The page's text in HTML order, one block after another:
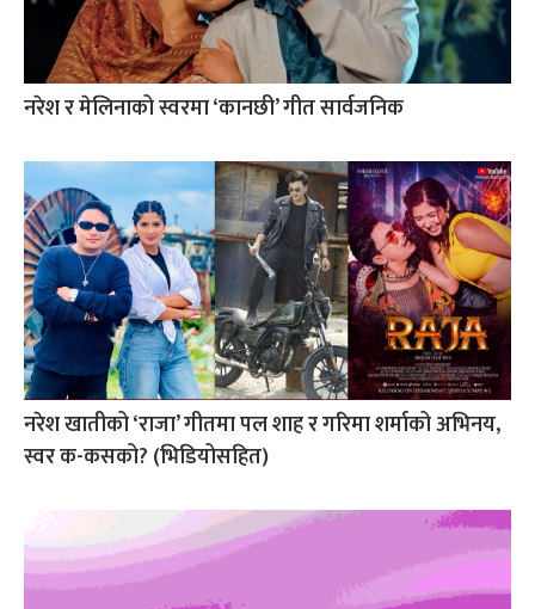
नरेश र मेलिनाको स्वरमा ‘कानछी’ गीत सार्वजनिक
नरेश खातीको ‘राजा’ गीतमा पल शाह र गरिमा शर्माको अभिनय,
स्वर क-कसको? (भिडियोसहित)